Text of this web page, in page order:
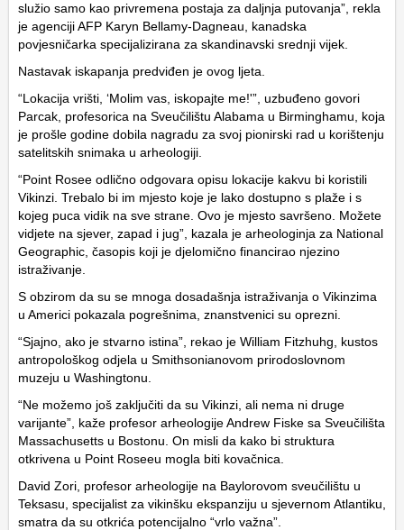
služio samo kao privremena postaja za daljnja putovanja”, rekla
je agenciji AFP Karyn Bellamy-Dagneau, kanadska
povjesničarka specijalizirana za skandinavski srednji vijek.
Nastavak iskapanja predviđen je ovog ljeta.
“Lokacija vrišti, ‘Molim vas, iskopajte me!'”, uzbuđeno govori
Parcak, profesorica na Sveučilištu Alabama u Birminghamu, koja
je prošle godine dobila nagradu za svoj pionirski rad u korištenju
satelitskih snimaka u arheologiji.
“Point Rosee odlično odgovara opisu lokacije kakvu bi koristili
Vikinzi. Trebalo bi im mjesto koje je lako dostupno s plaže i s
kojeg puca vidik na sve strane. Ovo je mjesto savršeno. Možete
vidjete na sjever, zapad i jug”, kazala je arheologinja za National
Geographic, časopis koji je djelomično financirao njezino
istraživanje.
S obzirom da su se mnoga dosadašnja istraživanja o Vikinzima
u Americi pokazala pogrešnima, znanstvenici su oprezni.
“Sjajno, ako je stvarno istina”, rekao je William Fitzhuhg, kustos
antropološkog odjela u Smithsonianovom prirodoslovnom
muzeju u Washingtonu.
“Ne možemo još zaključiti da su Vikinzi, ali nema ni druge
varijante”, kaže profesor arheologije Andrew Fiske sa Sveučilišta
Massachusetts u Bostonu. On misli da kako bi struktura
otkrivena u Point Roseeu mogla biti kovačnica.
David Zori, profesor arheologije na Baylorovom sveučilištu u
Teksasu, specijalist za vikinšku ekspanziju u sjevernom Atlantiku,
smatra da su otkrića potencijalno “vrlo važna”.